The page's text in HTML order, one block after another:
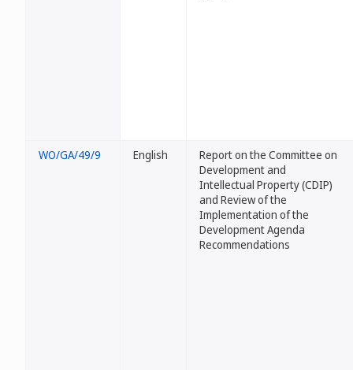
WO/GA/49/9 English
Report on the Committee on
Development and
Intellectual Property (CDIP)
and Review of the
Implementation of the
Development Agenda
Recommendations